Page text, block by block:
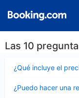
Las 10
¿Qué incluye el
cerrado
¿Puedo hacer una
cerrado